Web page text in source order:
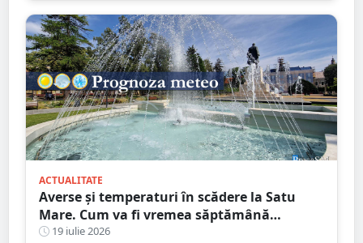
ACTUALITATE
Averse și temperaturi în scădere la Satu
Mare. Cum va fi vremea săptămână
următoare
19 iulie 2026